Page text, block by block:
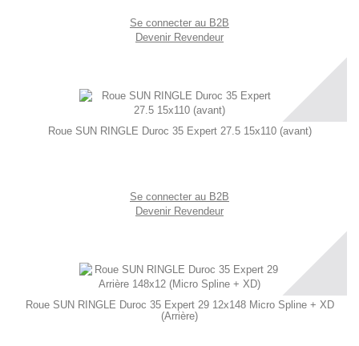
Se connecter au B2B
Devenir Revendeur
Roue SUN RINGLE Duroc 35 Expert 27.5 15x110 (avant)
Se connecter au B2B
Devenir Revendeur
Roue SUN RINGLE Duroc 35 Expert 29 12x148 Micro Spline + XD
(Arrière)